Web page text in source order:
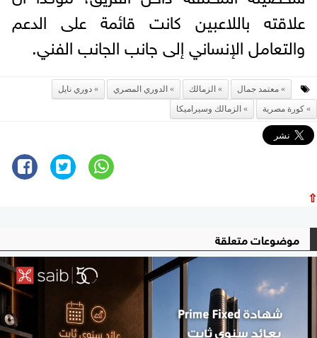
علاقته باللاعبين كانت قائمة على الدعم
والتعامل الإنساني إلى جانب الجانب الفني.
معتمد جمال الزمالك الدوري المصري
دوري نايل
كورة مصرية
الزمالك وسيراميكا
⇧
موضوعات متعلقة